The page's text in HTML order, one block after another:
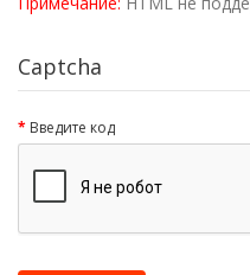
Captcha
Введите код